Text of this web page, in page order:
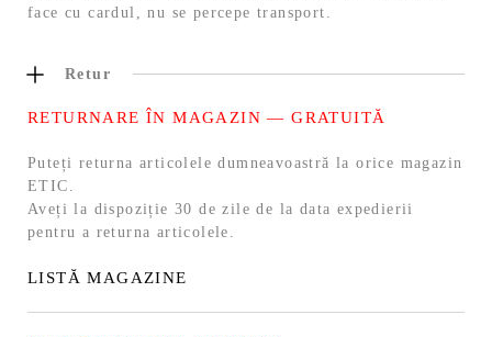
face cu cardul, nu se percepe transport.
Retur
RETURNARE ÎN MAGAZIN — GRATUITĂ
Puteți returna articolele dumneavoastră la orice magazin
ETIC.
Aveți la dispoziție 30 de zile de la data expedierii
pentru a returna articolele.
LISTĂ MAGAZINE